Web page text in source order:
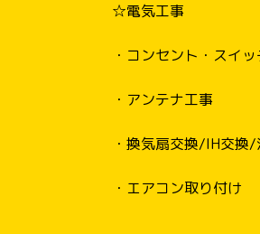
☆電気工事
・コンセント・スイ
・アンテナ工事
・換気扇交換/IH交換
・エアコン取り付け